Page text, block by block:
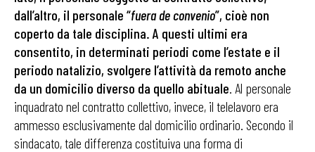
dall’altro, il personale “fuera de convenio”, cioè non
coperto da tale disciplina. A questi ultimi era
consentito, in determinati periodi come l’estate e il
periodo natalizio, svolgere l’attività da remoto anche
da un domicilio diverso da quello abituale. Al personale
inquadrato nel contratto collettivo, invece, il telelavoro era
ammesso esclusivamente dal domicilio ordinario. Secondo il
sindacato, tale differenza costituiva una forma di